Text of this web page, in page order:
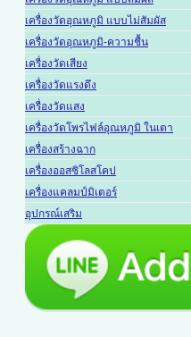
เครื่องวัดอุณหภูมิ แบบไม่สัมผัส
เครื่องวัดอุณหภูมิ-ความชื้น
เครื่องวัดเสียง
เครื่องวัดแรงดึง
เครื่องวัดแสง
เครื่องวัดโพรไฟล์อุณหภูมิ ในเตา
เครื่องสร้างฉาก
เครื่องออสซิโลสโคป
เครื่องแคลมป์มิเตอร์
อุปกรณ์เสริม